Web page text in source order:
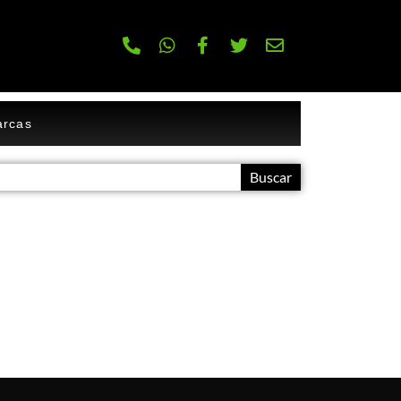
Buscar